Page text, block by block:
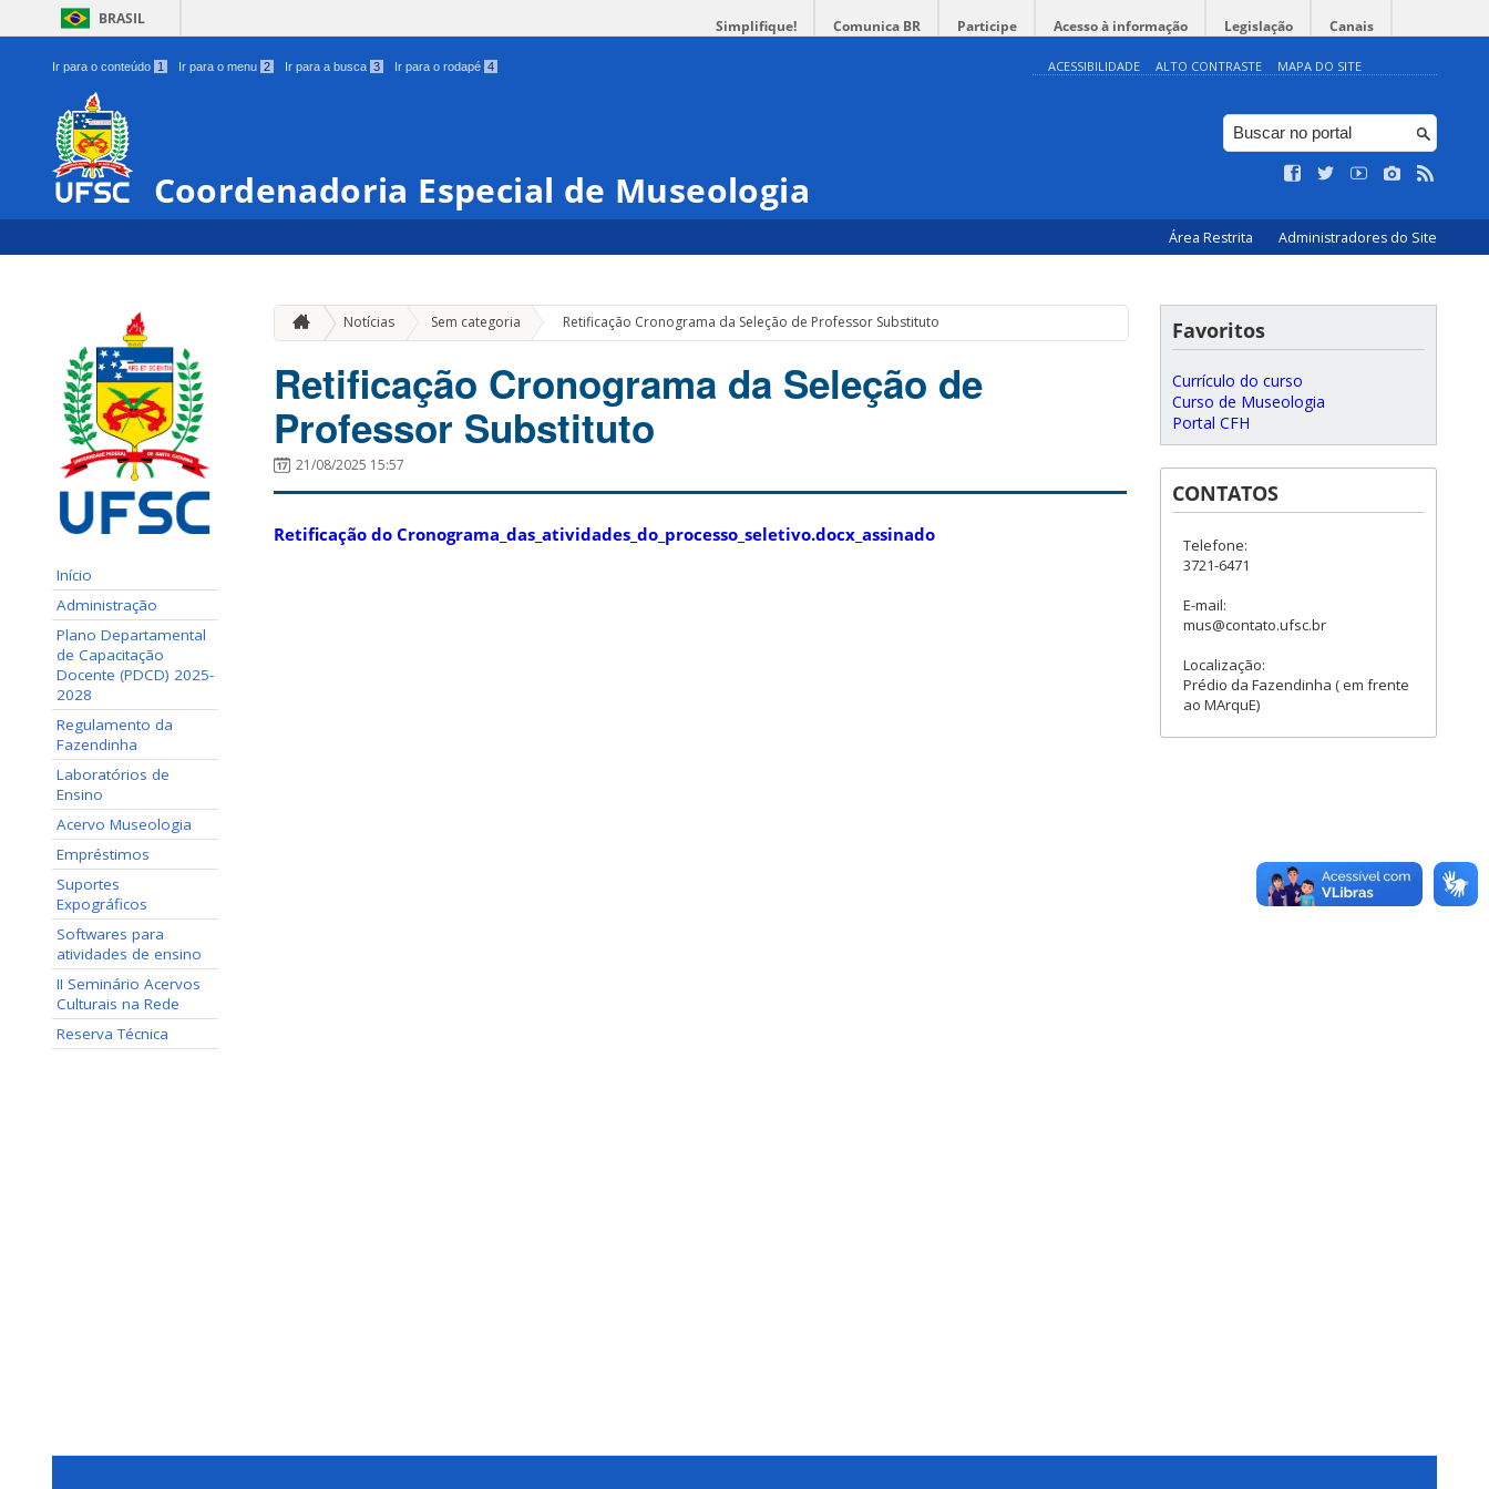
BRASIL Simplifique! Comunica BR Participe Acesso à informação Legislação Canais
Ir para o conteúdo 1 Ir para o menu 2 Ir para a busca 3 Ir para o rodapé 4 ACESSIBILIDADE ALTO CONTRASTE MAPA DO SITE
Coordenadoria Especial de Museologia
Área Restrita Administradores do Site
Início
Administração
Plano Departamental
de Capacitação
Docente (PDCD) 2025-
2028
Regulamento da
Fazendinha
Laboratórios de
Ensino
Acervo Museologia
Empréstimos
Suportes
Expográficos
Softwares para
atividades de ensino
II Seminário Acervos
Culturais na Rede
Reserva Técnica
Notícias Sem categoria » Retificação Cronograma da Seleção de Professor Substituto
Retificação Cronograma da Seleção de
Professor Substituto
21/08/2025 15:57
Retificação do Cronograma_das_atividades_do_processo_seletivo.docx_assinado
Favoritos
Currículo do curso
Curso de Museologia
Portal CFH
CONTATOS
Telefone:
3721-6471
E-mail:
mus@contato.ufsc.br
Localização:
Prédio da Fazendinha ( em frente
ao MArquE)